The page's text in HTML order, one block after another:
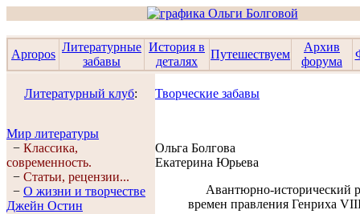
Apropos
Литературные
забавы
История в
деталях
Путешествуем
Архив
форума
Литературный клуб:
Мир литературы
− Классика,
современность.
− Статьи, рецензии...
− О жизни и творчестве
Джейн Остин
Творческие забавы
Ольга Болгова
Екатерина Юрьева
Авантюрно-исторический
времен правления Генриха